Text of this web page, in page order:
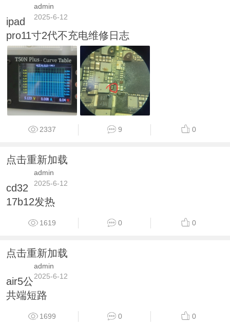
admin
2025-6-12
ipad
pro11寸2代不充电维修日志
2337 9 0
点击重新加载
admin
2025-6-12
cd32
17b12发热
1619 0 0
点击重新加载
admin
2025-6-12
air5公
共端短路
1699 0 0